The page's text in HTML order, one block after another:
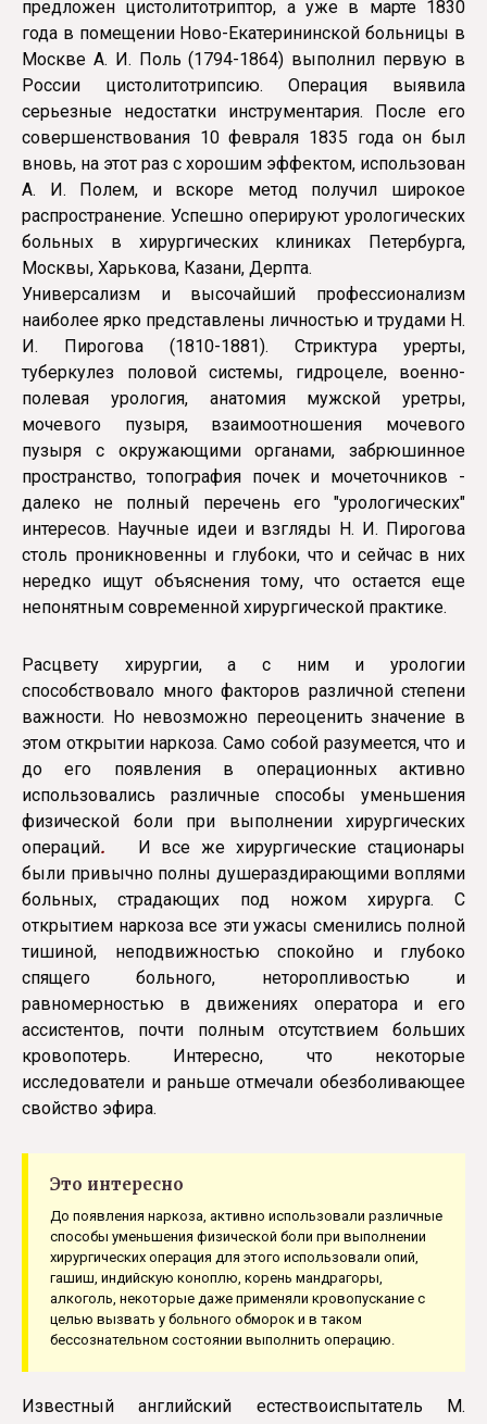
предложен цистолитотриптор, а уже в марте 1830
года в помещении Ново-Екатерининской больницы в
Москве А. И. Поль (1794-1864) выполнил первую в
России цистолитотрипсию. Операция выявила
серьезные недостатки инструментария. После его
совершенствования 10 февраля 1835 года он был
вновь, на этот раз с хорошим эффектом, использован
А. И. Полем, и вскоре метод получил широкое
распространение. Успешно оперируют урологических
больных в хирургических клиниках Петербурга,
Москвы, Харькова, Казани, Дерпта.
Универсализм и высочайший профессионализм
наиболее ярко представлены личностью и трудами Н.
И. Пирогова (1810-1881). Стриктура урерты,
туберкулез половой системы, гидроцеле, военно-
полевая урология, анатомия мужской уретры,
мочевого пузыря, взаимоотношения мочевого
пузыря с окружающими органами, забрюшинное
пространство, топография почек и мочеточников -
далеко не полный перечень его "урологических"
интересов. Научные идеи и взгляды Н. И. Пирогова
столь проникновенны и глубоки, что и сейчас в них
нередко ищут объяснения тому, что остается еще
непонятным современной хирургической практике.
Расцвету хирургии, а с ним и урологии
способствовало много факторов различной степени
важности. Но невозможно переоценить значение в
этом открытии наркоза. Само собой разумеется, что и
до его появления в операционных активно
использовались различные способы уменьшения
физической боли при выполнении хирургических
операций.
И все же хирургические стационары
были привычно полны душераздирающими воплями
больных, страдающих под ножом хирурга. С
открытием наркоза все эти ужасы сменились полной
тишиной, неподвижностью спокойно и глубоко
спящего больного, неторопливостью и
равномерностью в движениях оператора и его
ассистентов, почти полным отсутствием больших
кровопотерь. Интересно, что некоторые
исследователи и раньше отмечали обезболивающее
свойство эфира.
Это интересно
До появления наркоза, активно использовали различные
способы уменьшения физической боли при выполнении
хирургических операция для этого использовали опий,
гашиш, индийскую коноплю, корень мандрагоры,
алкоголь, некоторые даже применяли кровопускание с
целью вызвать у больного обморок и в таком
бессознательном состоянии выполнить операцию.
Известный английский естествоиспытатель М.